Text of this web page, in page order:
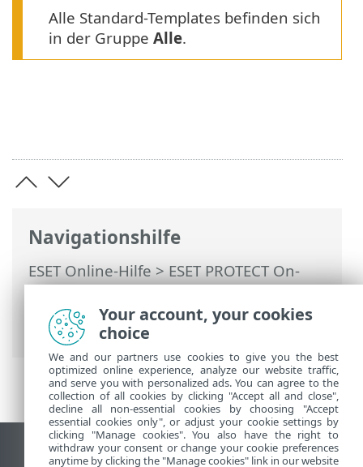
Navigationshilfe
ESET Online-Hilfe>ESET PROTECT On-
Prem>Verwendung von ESET PROTECT
On-Prem
>ESET PROTECT On-Prem
Hauptmenü> Berichte
Alle Standard-Templates befinden sich
in der Gruppe Alle.
Desktop-Site anzeigen
Your account, your cookies
choice
We and our partners use cookies to give you the best
optimized online experience, analyze our website traffic,
and serve you with personalized ads. You can agree to the
collection of all cookies by clicking "Accept all and close",
decline all non-essential cookies by choosing "Accept
essential cookies only", or adjust your cookie settings by
clicking "Manage cookies". You also have the right to
withdraw your consent or change your cookie preferences
anytime by clicking the "Manage cookies" link in our website